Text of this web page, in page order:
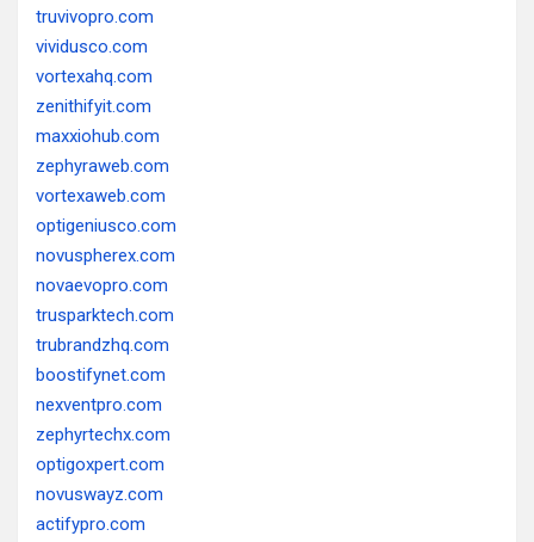
truvivopro.com
vividusco.com
vortexahq.com
zenithifyit.com
maxxiohub.com
zephyraweb.com
vortexaweb.com
optigeniusco.com
novuspherex.com
novaevopro.com
trusparktech.com
trubrandzhq.com
boostifynet.com
nexventpro.com
zephyrtechx.com
optigoxpert.com
novuswayz.com
actifypro.com